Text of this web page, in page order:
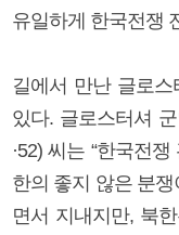
유일하게 한국전쟁
길에서 만난 글로
있다. 글로스터셔
·52) 씨는 “한국전
한의 좋지 않은 분
면서 지내지만, 북